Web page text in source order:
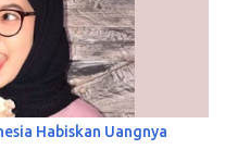
Habiskan Uangnya